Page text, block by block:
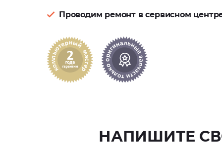
Проводим ремонт в сервисном
НАПИШИТЕ